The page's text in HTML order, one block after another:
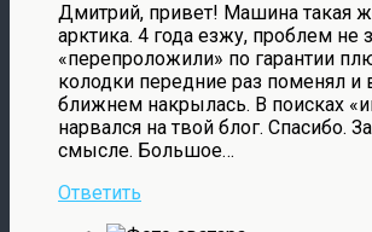
Дмитрий, привет! Машина такая
арктика. 4 года езжу, проблем не
«перепроложили» по гарантии
колодки передние раз поменял и
ближнем накрылась. В поисках
нарвался на твой блог. Спасибо.
смысле. Большое…
Ответить